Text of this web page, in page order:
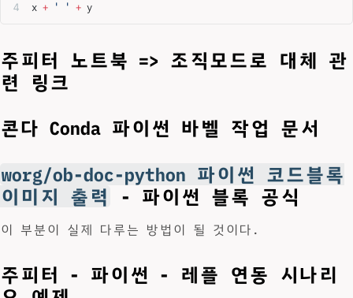
x + ' ' + y
주피터 노트북 => 조직모드로 대체 관
련 링크
콘다 Conda 파이썬 바벨 작업 문서
worg/ob-doc-python 파이썬 코드블록
이미지 출력
- 파이썬 블록 공식
이 부분이 실제 다루는 방법이 될 것이다.
주피터 - 파이썬 - 레플 연동 시나리